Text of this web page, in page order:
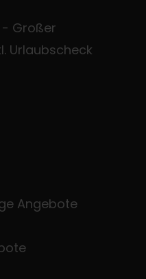
- Großer
Urlaubscheck
Angebote